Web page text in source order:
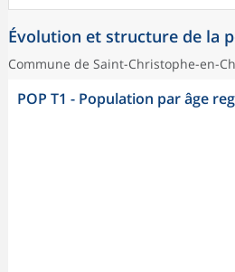
Évolution et structure de la
Commune de Saint-Christophe-en-
POP T1 - Population par âge